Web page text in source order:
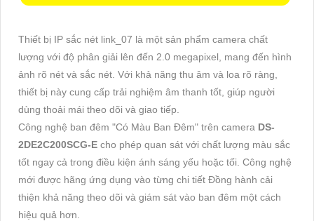
Thiết bị IP sắc nét link_07 là một sản phẩm camera chất
lượng với độ phân giải lên đến 2.0 megapixel, mang đến hình
ảnh rõ nét và sắc nét. Với khả năng thu âm và loa rõ ràng,
thiết bị này cung cấp trải nghiệm âm thanh tốt, giúp người
dùng thoải mái theo dõi và giao tiếp.
Công nghệ ban đêm "Có Màu Ban Đêm" trên camera DS-
2DE2C200SCG-E cho phép quan sát với chất lượng màu sắc
tốt ngay cả trong điều kiện ánh sáng yếu hoặc tối. Công nghệ
mới được hãng ứng dụng vào từng chi tiết Đồng hành cải
thiện khả năng theo dõi và giám sát vào ban đêm một cách
hiệu quả hơn.